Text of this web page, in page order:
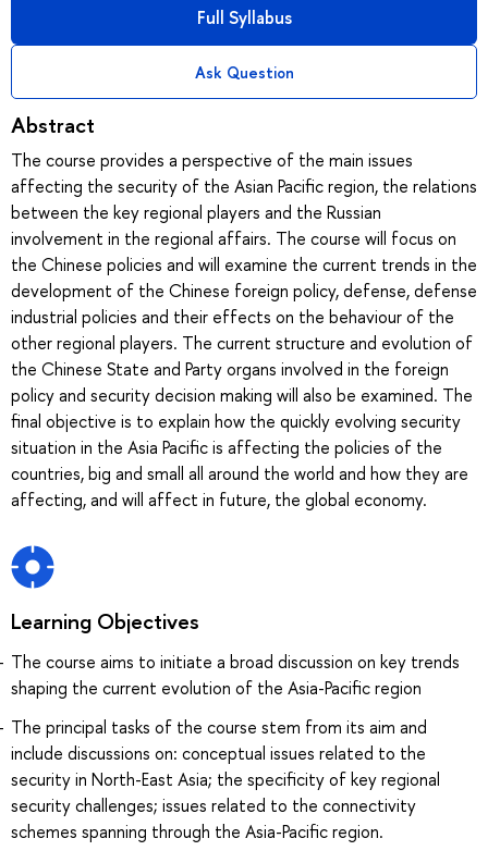
Full Syllabus
Ask Question
Abstract
The course provides a perspective of the main issues
affecting the security of the Asian Pacific region, the relations
between the key regional players and the Russian
involvement in the regional affairs. The course will focus on
the Chinese policies and will examine the current trends in the
development of the Chinese foreign policy, defense, defense
industrial policies and their effects on the behaviour of the
other regional players. The current structure and evolution of
the Chinese State and Party organs involved in the foreign
policy and security decision making will also be examined. The
final objective is to explain how the quickly evolving security
situation in the Asia Pacific is affecting the policies of the
countries, big and small all around the world and how they are
affecting, and will affect in future, the global economy.
Learning Objectives
The course aims to initiate a broad discussion on key trends
shaping the current evolution of the Asia-Pacific region
The principal tasks of the course stem from its aim and
include discussions on: сonceptual issues related to the
security in North-East Asia; the specificity of key regional
security challenges; issues related to the connectivity
schemes spanning through the Asia-Pacific region.